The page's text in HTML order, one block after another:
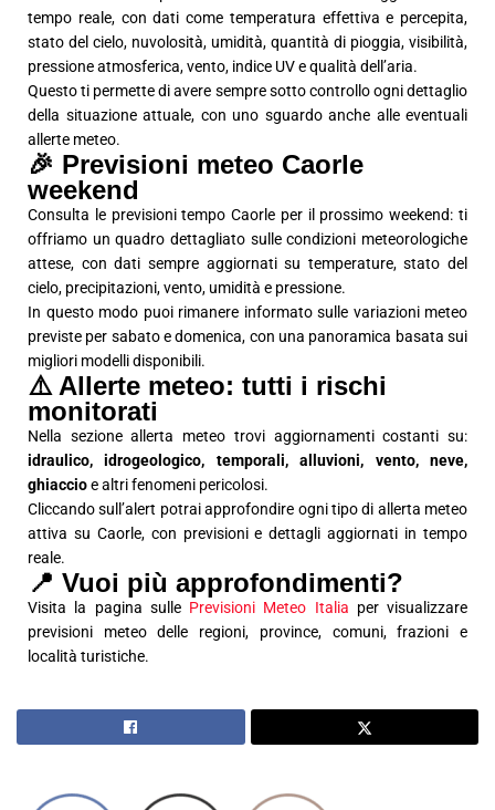
tempo reale, con dati come temperatura effettiva e percepita,
stato del cielo, nuvolosità, umidità, quantità di pioggia, visibilità,
pressione atmosferica, vento, indice UV e qualità dell’aria.
Questo ti permette di avere sempre sotto controllo ogni dettaglio
della situazione attuale, con uno sguardo anche alle eventuali
allerte meteo.
🎉 Previsioni meteo Caorle
weekend
Consulta le previsioni tempo Caorle per il prossimo weekend: ti
offriamo un quadro dettagliato sulle condizioni meteorologiche
attese, con dati sempre aggiornati su temperature, stato del
cielo, precipitazioni, vento, umidità e pressione.
In questo modo puoi rimanere informato sulle variazioni meteo
previste per sabato e domenica, con una panoramica basata sui
migliori modelli disponibili.
⚠️ Allerte meteo: tutti i rischi
monitorati
Nella sezione allerta meteo trovi aggiornamenti costanti su:
idraulico, idrogeologico, temporali, alluvioni, vento, neve,
ghiaccioe altri fenomeni pericolosi.
Cliccando sull’alert potrai approfondire ogni tipo di allerta meteo
attiva su Caorle, con previsioni e dettagli aggiornati in tempo
reale.
📍 Vuoi più approfondimenti?
Visita la pagina sulle Previsioni Meteo Italia per visualizzare
previsioni meteo delle regioni, province, comuni, frazioni e
località turistiche.